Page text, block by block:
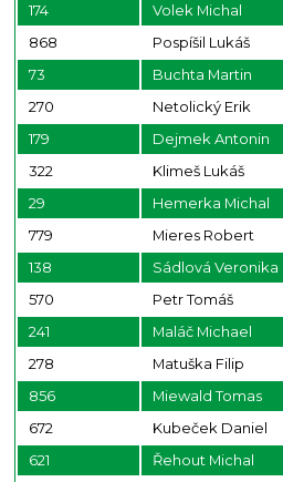
174
Volek Michal
868
Pospíšil Lukáš
73
Buchta Martin
270
Netolický Erik
179
Dejmek Antonin
322
Klimeš Lukáš
29
Hemerka Michal
779
Mieres Robert
138
Sádlová Veronika
570
Petr Tomáš
241
Maláč Michael
278
Matuška Filip
856
Miewald Tomas
672
Kubeček Daniel
621
Řehout Michal